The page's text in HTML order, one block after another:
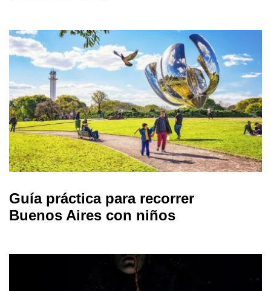
Guía práctica para recorrer
Buenos Aires con niños